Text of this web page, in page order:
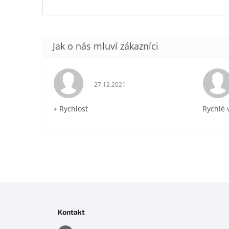
Hodnocení obchodu je 5 z 5 hvězdiček.
27.12.2021
+ Rychlost Rychlé
Kontakt